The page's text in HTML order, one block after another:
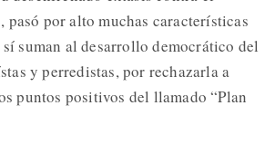
pasó por alto muchas características
suman al desarrollo democrático del
y perredistas, por rechazarla a
puntos positivos del llamado “Plan